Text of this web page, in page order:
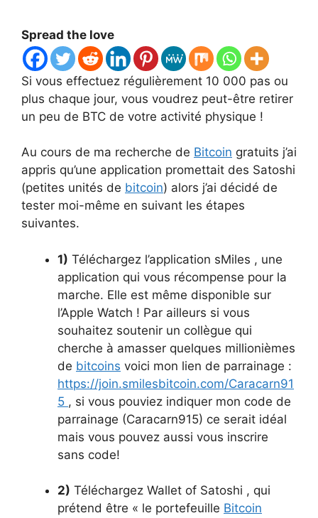
Spread the love
Si vous effectuez régulièrement 10 000 pas ou
plus chaque jour, vous voudrez peut-être retirer
un peu de BTC de votre activité physique !
Au cours de ma recherche de Bitcoin gratuits j’ai
appris qu’une application promettait des Satoshi
(petites unités de bitcoin) alors j’ai décidé de
tester moi-même en suivant les étapes
suivantes.
1) Téléchargez l’application sMiles , une
application qui vous récompense pour la
marche. Elle est même disponible sur
l’Apple Watch ! Par ailleurs si vous
souhaitez soutenir un collègue qui
cherche à amasser quelques millionièmes
de bitcoins voici mon lien de parrainage :
https://join.smilesbitcoin.com/Caracarn91
5 , si vous pouviez indiquer mon code de
parrainage (Caracarn915) ce serait idéal
mais vous pouvez aussi vous inscrire
sans code!
2) Téléchargez Wallet of Satoshi , qui
prétend être « le portefeuille Bitcoin